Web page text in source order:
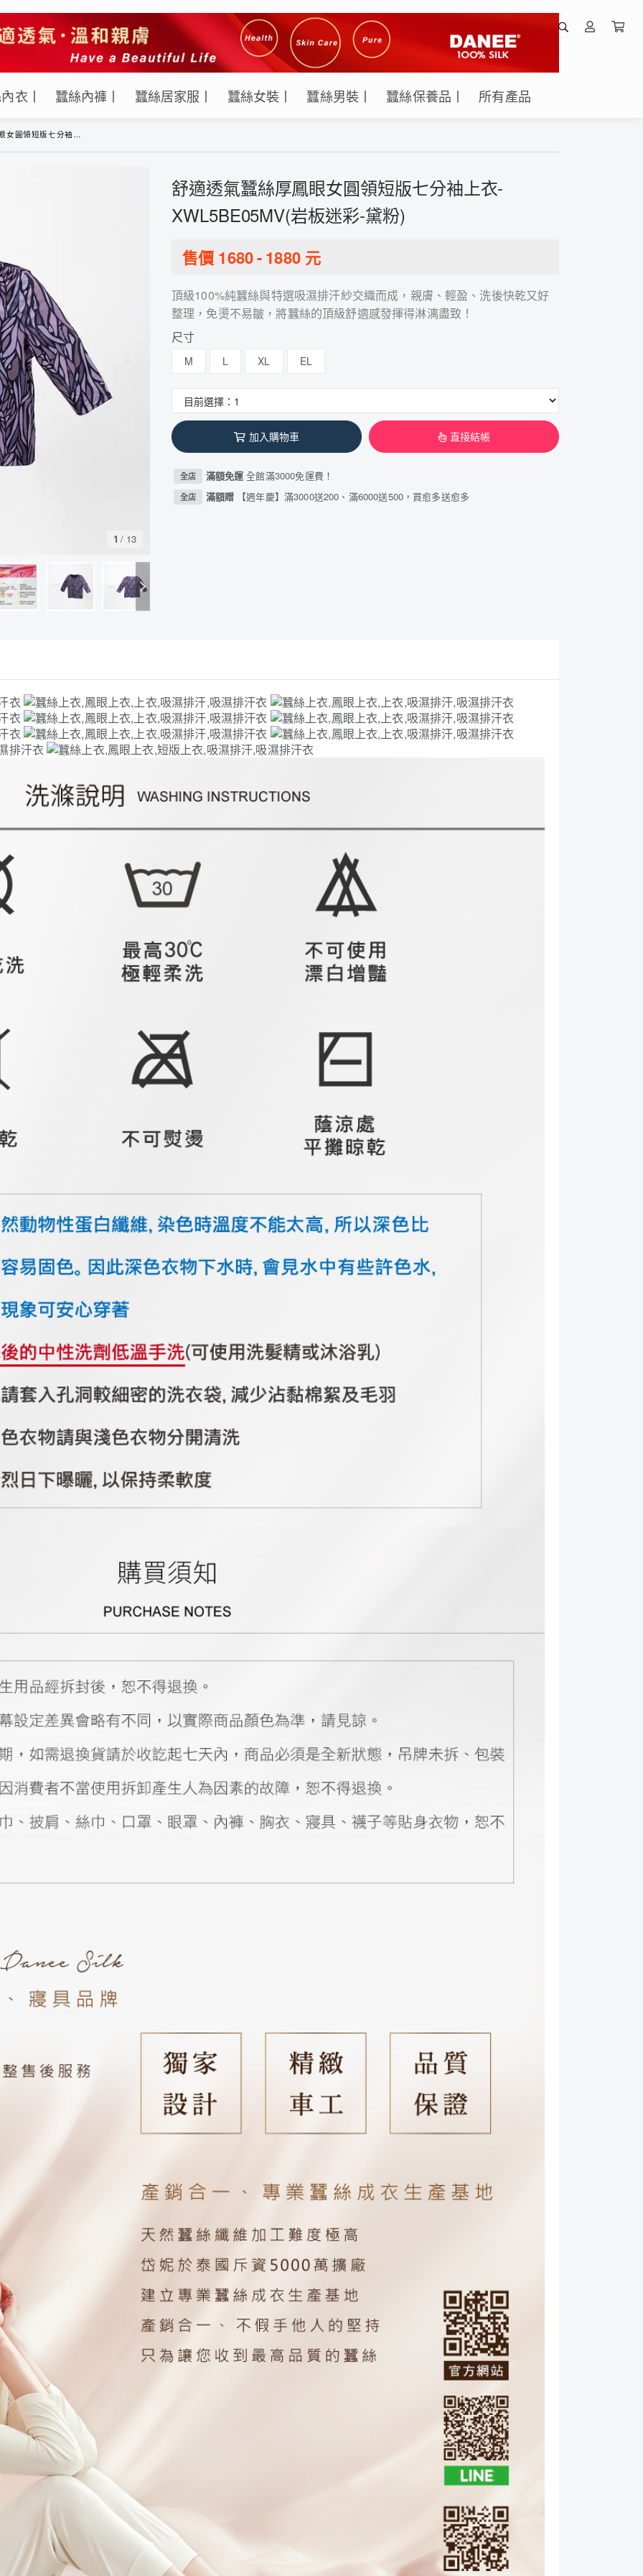
衣丨 蠶絲內褲丨 蠶絲居家服丨 蠶絲女裝丨 蠶絲男裝丨 蠶絲保養品丨 所有產品
上衣-XWL5BE05MV(岩板迷彩-黛粉)
1 / 13
舒適透氣蠶絲厚鳳眼女圓領短版七分袖上衣-
XWL5BE05MV(岩板迷彩-黛粉)
售價 1680-1880元
頂級100%純蠶絲與特選吸濕排汗紗交織而成，親膚、輕盈、洗後快乾又好
整理，免燙不易皺，將蠶絲的頂級舒適感發揮得淋漓盡致！
尺寸
M L XL EL
加入購物車 直接結帳
全店 滿額免運全館滿3000免運費！
全店 滿額贈 【週年慶】滿3000送200、滿6000送500，買愈多送愈多